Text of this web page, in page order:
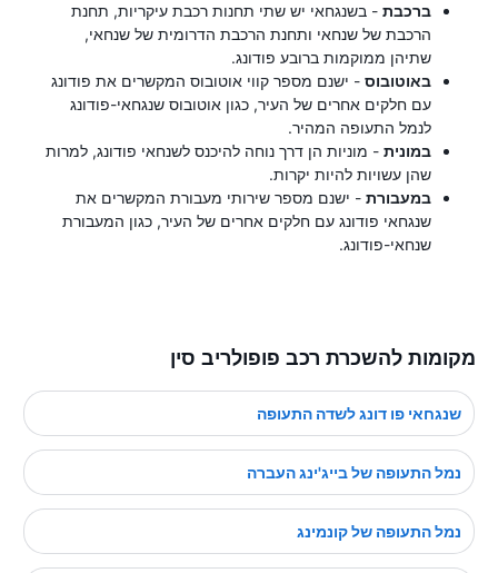
ברכבת - בשנגחאי יש שתי תחנות רכבת עיקריות, תחנת
הרכבת של שנחאי ותחנת הרכבת הדרומית של שנחאי,
שתיהן ממוקמות ברובע פודונג.
באוטובוס - ישנם מספר קווי אוטובוס המקשרים את פודונג
עם חלקים אחרים של העיר, כגון אוטובוס שנגחאי-פודונג
לנמל התעופה המהיר.
במונית - מוניות הן דרך נוחה להיכנס לשנחאי פודונג, למרות
שהן עשויות להיות יקרות.
במעבורת - ישנם מספר שירותי מעבורת המקשרים את
שנגחאי פודונג עם חלקים אחרים של העיר, כגון המעבורת
שנחאי-פודונג.
מקומות להשכרת רכב פופולריב סין
שנגחאי פו דונג לשדה התעופה
נמל התעופה של בייג'ינג העברה
נמל התעופה של קונמינג